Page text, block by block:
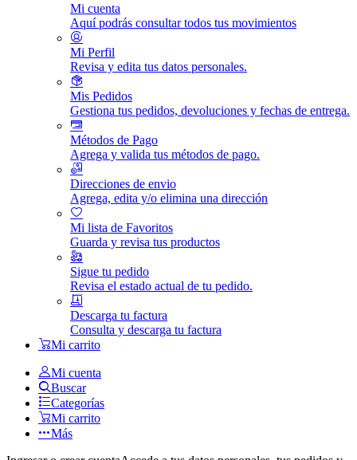
Mi cuenta
Aquí podrás consultar todos tus movimientos
Mi Perfil
Revisa y edita tus datos personales.
Mis Pedidos
Gestiona tus pedidos, devoluciones y fechas de entrega.
Métodos de Pago
Agrega y valida tus métodos de pago.
Direcciones de envio
Agrega, edita y/o elimina una dirección
Mi lista de Favoritos
Guarda y revisa tus productos
Sigue tu pedido
Revisa el estado actual de tu pedido.
Descarga tu factura
Consulta y descarga tu factura
Mi carrito
Mi cuenta
Buscar
Categorías
Mi carrito
Más